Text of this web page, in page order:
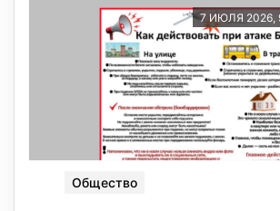
7 ИЮЛЯ 2026,
Общество